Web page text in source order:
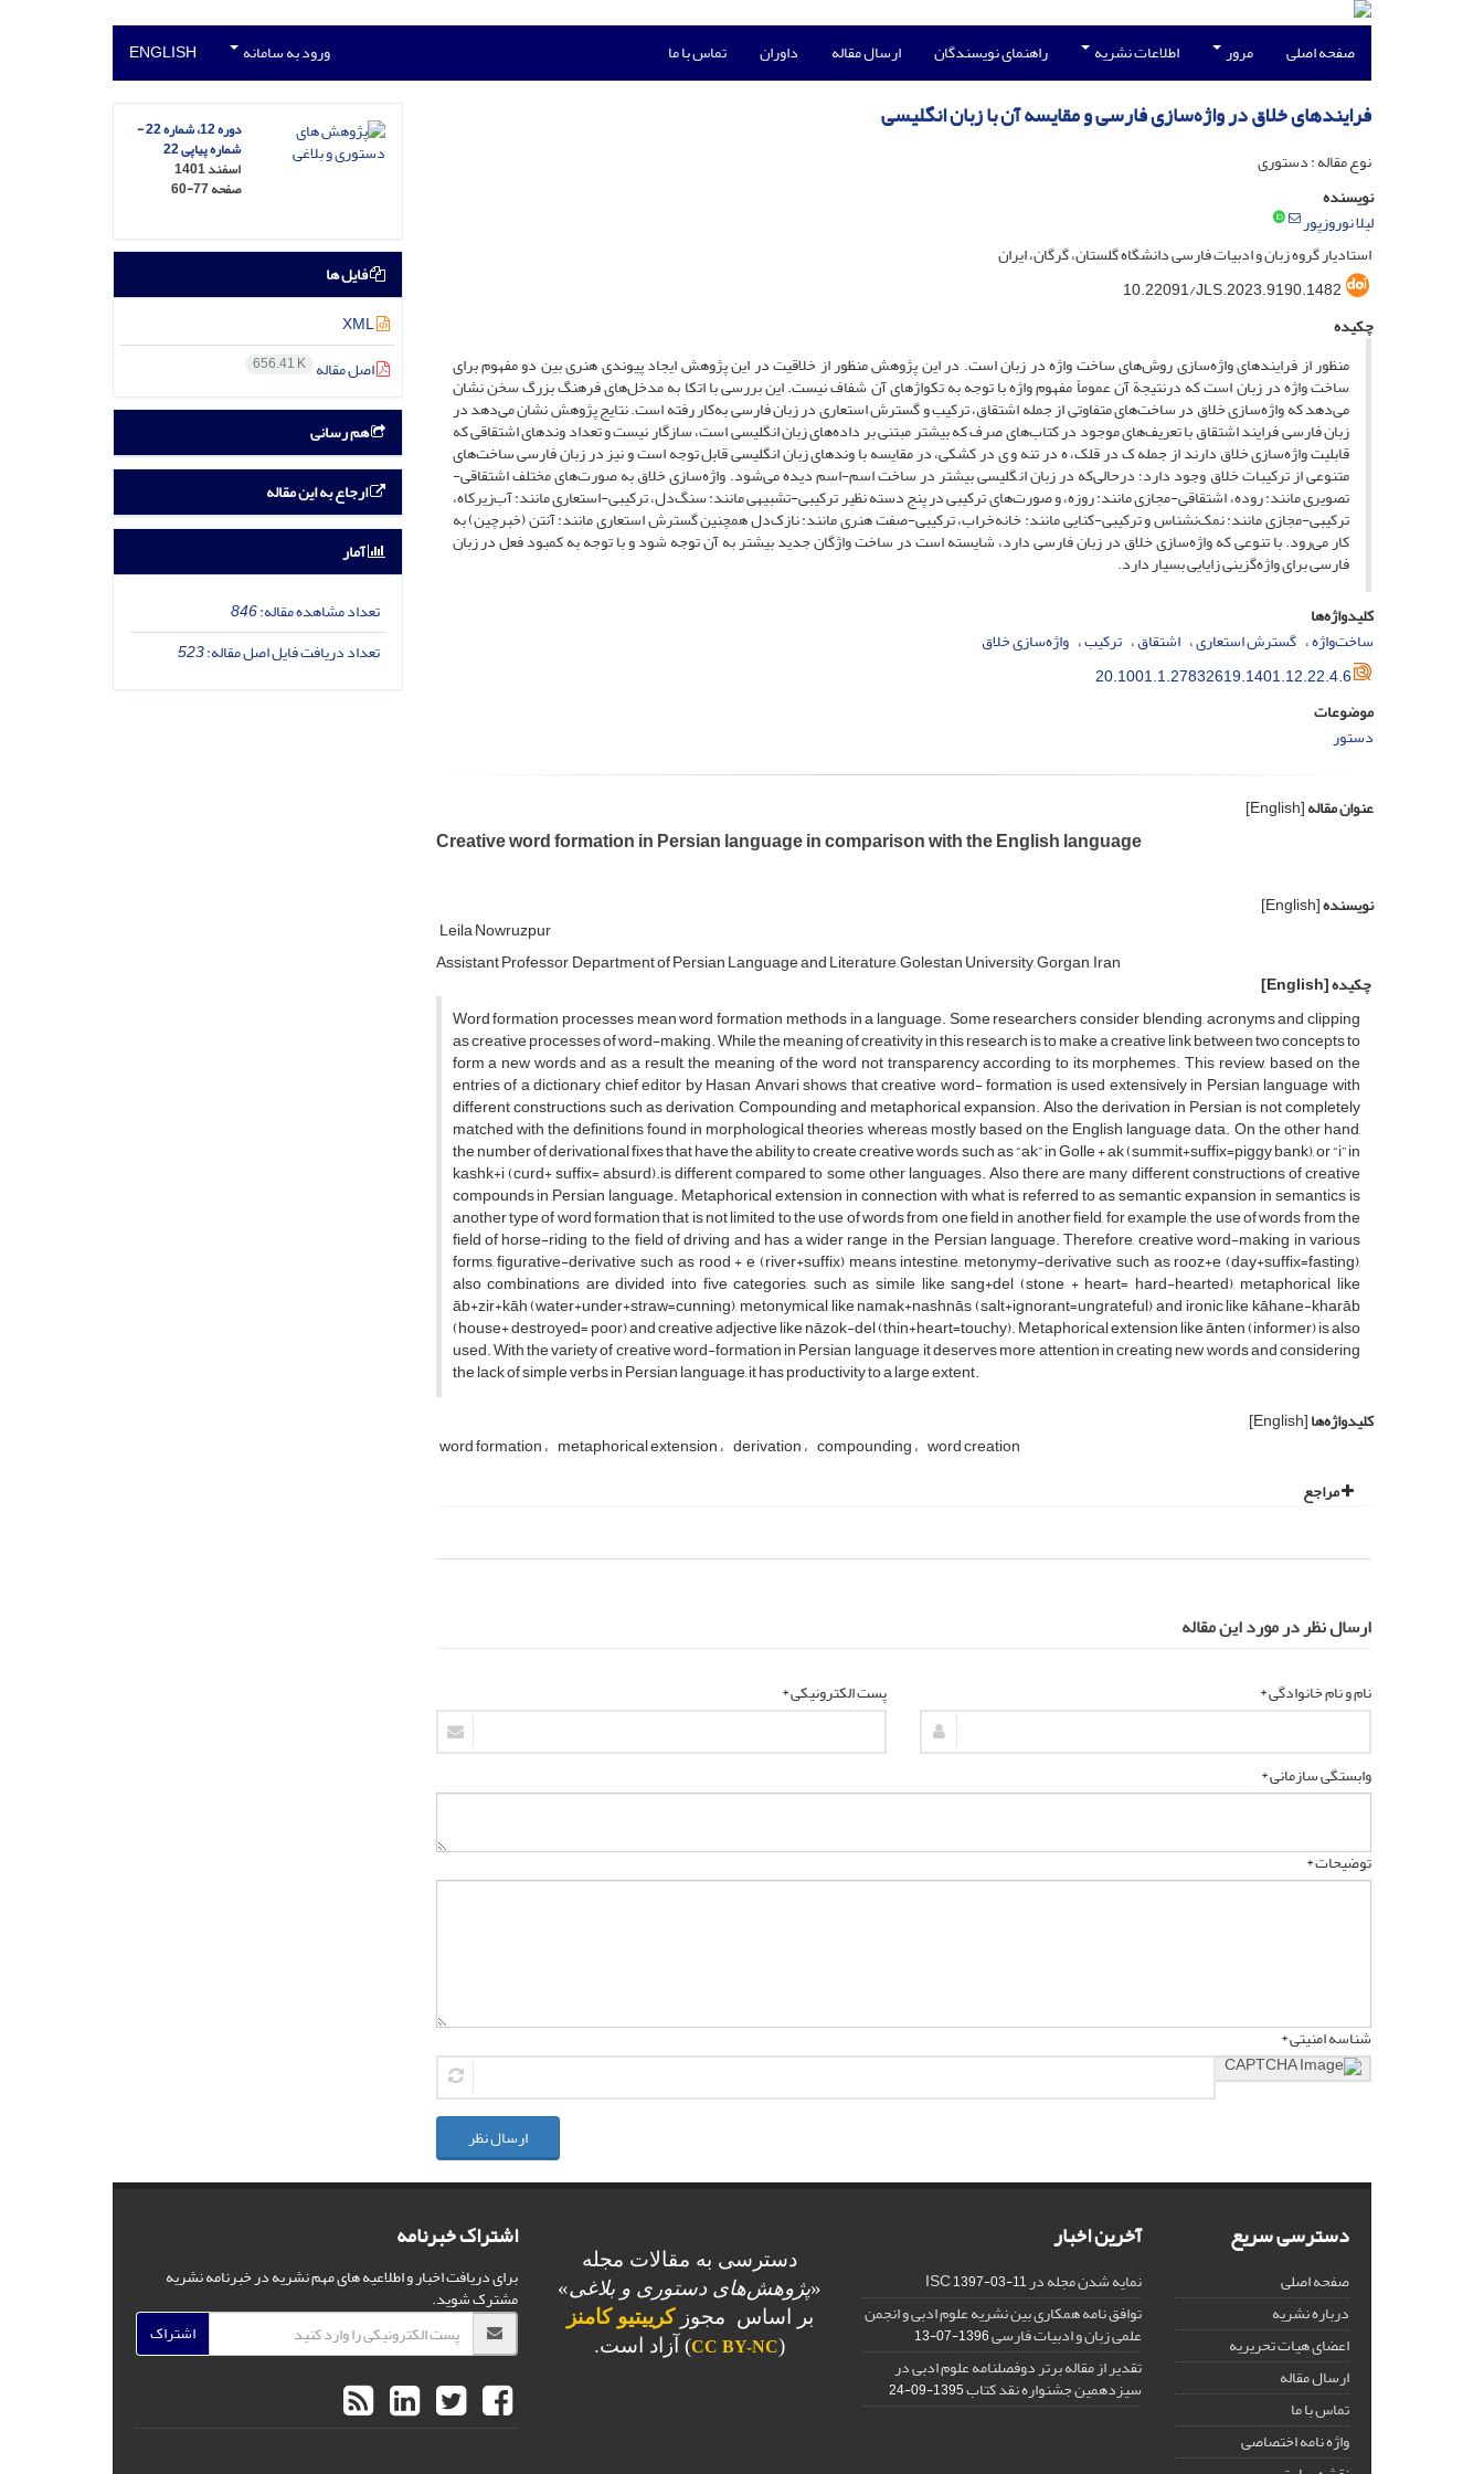
صفحه اصلی مرور اطلاعات نشریه راهنمای نویسندگان ارسال مقاله داوران تماس با ما ورود به سامانه ENGLISH
فرایندهای خلاق در واژه‌سازی فارسی و مقایسه آن با زبان انگلیسی
نوع مقاله : دستوری
نویسنده
لیلا نوروزپور
استادیار گروه زبان و ادبیات فارسی دانشگاه گلستان، گرگان، ایران
10.22091/JLS.2023.9190.1482
چکیده
منظور از فرایندهای واژه‌‌سازی روش‌‌های ساخت واژه در زبان ‌‌است. در این پژوهش منظور از خلاقیت در این پژوهش ایجاد پیوندی هنری بین دو مفهوم برای
ساخت واژه در زبان است که درنتیجة آن عموماً مفهوم واژه با توجه به تکواژهای آن شفاف نیست. این بررسی با اتکا به مدخل‌‌های فرهنگ بزرگ سخن نشان
می‌‌دهد که واژه‌‌سازی خلاق در ساخت‌‌های متفاوتی از جمله اشتقاق، ترکیب و گسترش استعاری در زبان فارسی به‌‌کار رفته‌‌ است. نتایج پژوهش نشان می‌‌دهد در
زبان فارسی فرایند اشتقاق با تعریف‌‌های موجود در کتاب‌‌های صرف که بیشتر مبتنی بر داده‌‌های زبان انگلیسی است، سازگار نیست و تعداد وندهای اشتقاقی که
قابلیت واژه‌‌سازی خلاق دارند از جمله ک در قلک، ه در تنه و ی در کشکی، در مقایسه با وندهای زبان انگلیسی قابل توجه است و نیز در زبان فارسی ساخت‌‌های
متنوعی از ترکیبات خلاق وجود دارد؛ درحالی‌‌که در زبان انگلیسی بیشتر در ساخت اسم-اسم دیده می‌‌شود. واژه‌‌سازی خلاق به صورت‌‌های مختلف اشتقاقی-
تصویری مانند: روده، اشتقاقی-مجازی مانند: روزه، و صورت‌‌های ترکیبی در پنج دسته نظیر ترکیبی-تشبیهی مانند: سنگ‌‌دل، ترکیبی-استعاری مانند: آب‌‌زیرکاه،
ترکیبی-مجازی مانند: نمک‌‌نشناس و ترکیبی-کنایی مانند: خانه‌‌خراب، ترکیبی-صفت هنری مانند: نازک‌‌دل همچنین گسترش استعاری مانند: آنتن (خبرچین) به
کار می‌‌رود. با تنوعی که واژه‌‌سازی خلاق در زبان فارسی دارد، شایسته است در ساخت واژگان جدید بیشتر به آن توجه شود و با توجه به کمبود فعل در زبان
فارسی برای واژه‌‌گزینی زایایی بسیار دارد.
کلیدواژه‌ها
ساخت‌‌واژه گسترش استعاری اشتقاق ترکیب واژه‌‌سازی خلاق
20.1001.1.27832619.1401.12.22.4.6
موضوعات
دستور
عنوان مقاله[English]
Creative word formation in Persian language in comparison with the English language
نویسنده[English]
Leila Nowruzpur
Assistant Professor, Department of Persian Language and Literature, Golestan University, Gorgan, Iran
چکیده[English]
Word formation processes mean word formation methods in a language. Some researchers consider blending, acronyms and clipping
as creative processes of word-making. While the meaning of creativity in this research is to make a creative link between two concepts to
form a new words and as a result, the meaning of the word not transparency according to its morphemes. This review, based on the
entries of a dictionary chief editor by Hasan Anvari shows that creative word- formation is used extensively in Persian language with
different constructions such as derivation, Compounding and metaphorical expansion. Also the derivation in Persian is not completely
matched with the definitions found in morphological theories whereas mostly based on the English language data. On the other hand,
the number of derivational fixes that have the ability to create creative words, such as “ak” in Golle + ak (summit+suffix=piggy bank), or “i” in
kashk+i (curd+ suffix= absurd).is different compared to some other languages. Also there are many different constructions of creative
compounds in Persian language. Metaphorical extension in connection with what is referred to as semantic expansion in semantics is
another type of word formation that is not limited to the use of words from one field in another field, for example, the use of words from the
field of horse-riding to the field of driving and has a wider range in the Persian language. Therefore, creative word-making in various
forms, figurative-derivative such as rood + e (river+suffix) means intestine, metonymy-derivative such as rooz+e (day+suffix=fasting),
also combinations are divided into five categories, such as simile like sang+del (stone + heart= hard-hearted), metaphorical like
āb+zir+kāh (water+under+straw=cunning), metonymical like namak+nashnās (salt+ignorant=ungrateful) and ironic like kāhane-kharāb
(house+ destroyed= poor) and creative adjective like nāzok-del (thin+heart=touchy). Metaphorical extension like ānten (informer) is also
used. With the variety of creative word-formation in Persian language, it deserves more attention in creating new words and considering
the lack of simple verbs in Persian language, it has productivity to a large extent.
کلیدواژه‌ها[English]
word formation metaphorical extension derivation compounding word creation
مراجع
ارسال نظر در مورد این مقاله
نام و نام خانوادگی * پست الکترونیکی *
وابستگی سازمانی *
توضیحات *
شناسه امنیتی *
ارسال نظر
دوره 12، شماره 22 -
شماره پیاپی 22
اسفند 1401
صفحه60-77
فایل ها
XML
اصل مقاله 656.41 K
هم رسانی
ارجاع به این مقاله
آمار
تعداد مشاهده مقاله:846
تعداد دریافت فایل اصل مقاله:523
دسترسی سریع
صفحه اصلی
درباره نشریه
اعضای هیات تحریریه
ارسال مقاله
تماس با ما
واژه نامه اختصاصی
آخرین اخبار
نمایه شدن مجله در ISC1397-03-11
توافق نامه همکاری بین نشریه علوم ادبی و انجمن
علمی زبان و ادبیات فارسی1396-07-13
تقدیر از مقاله برتر دوفصلنامه علوم ادبی در
سیزدهمین جشنواره نقد کتاب1395-09-24
دسترسی به مقالات مجله
«پژوهش‌های دستوری و بلاغی»
بر اساس مجوزکرییتیو کامنز
(
CC BY-NC) آزاد است.
اشتراک خبرنامه
برای دریافت اخبار و اطلاعیه های مهم نشریه در خبرنامه نشریه
مشترک شوید.
اشتراک